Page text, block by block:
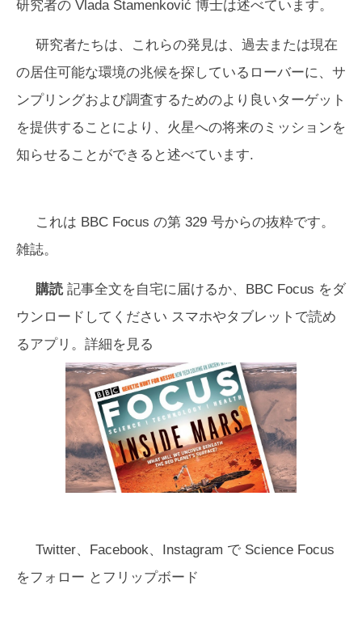
研究者の Vlada Stamenković 博士は述べています。
研究者たちは、これらの発見は、過去または現在
の居住可能な環境の兆候を探しているローバーに、サ
ンプリングおよび調査するためのより良いターゲット
を提供することにより、火星への将来のミッションを
知らせることができると述べています.
これは BBC Focus の第 329 号からの抜粋です。
雑誌。
購読記事全文を自宅に届けるか、 BBC Focus をダ
ウンロードしてください スマホやタブレットで読め
るアプリ。詳細を見る
Twitter、Facebook、Instagram で Science Focus
をフォロー とフリップボード